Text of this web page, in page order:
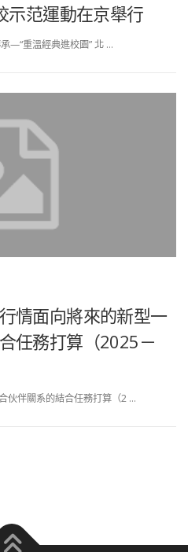
示范運動在京舉行
—“重溫經典進校園” 北 …
情面向將來的新型一
任務打算（2025－
伙伴關系的結合任務打算（2 …